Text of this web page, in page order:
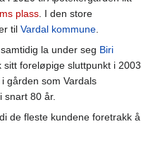
plass. I den store
til Vardal kommune.
la under seg Biri
foreløpige sluttpunkt i 2003
gården som Vardals
snart 80 år.
de fleste kundene foretrakk å